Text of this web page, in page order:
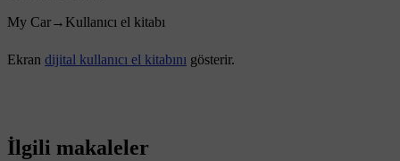
My Car→ Kullanıcı el kitabı
Ekran dijital kullanıcı el kitabını gösterir.
İlgili makaleler